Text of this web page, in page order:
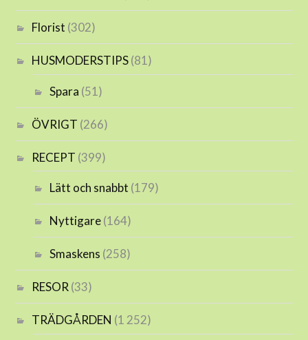
Florist (302)
HUSMODERSTIPS(81)
Spara (51)
ÖVRIGT (266)
RECEPT (399)
Lätt och snabbt (179)
Nyttigare(164)
Smaskens (258)
RESOR(33)
TRÄDGÅRDEN (1 252)